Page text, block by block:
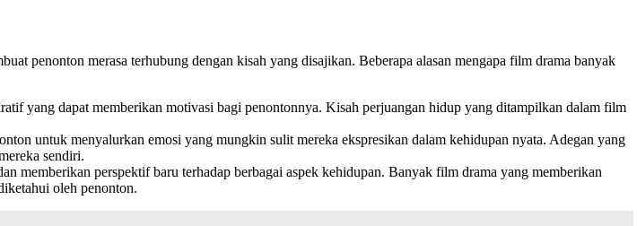
penonton merasa terhubung dengan kisah yang disajikan. Beberapa alasan mengapa film drama banyak
yang dapat memberikan motivasi bagi penontonnya. Kisah perjuangan hidup yang ditampilkan dalam film
untuk menyalurkan emosi yang mungkin sulit mereka ekspresikan dalam kehidupan nyata. Adegan yang
sendiri.
memberikan perspektif baru terhadap berbagai aspek kehidupan. Banyak film drama yang memberikan
oleh penonton.